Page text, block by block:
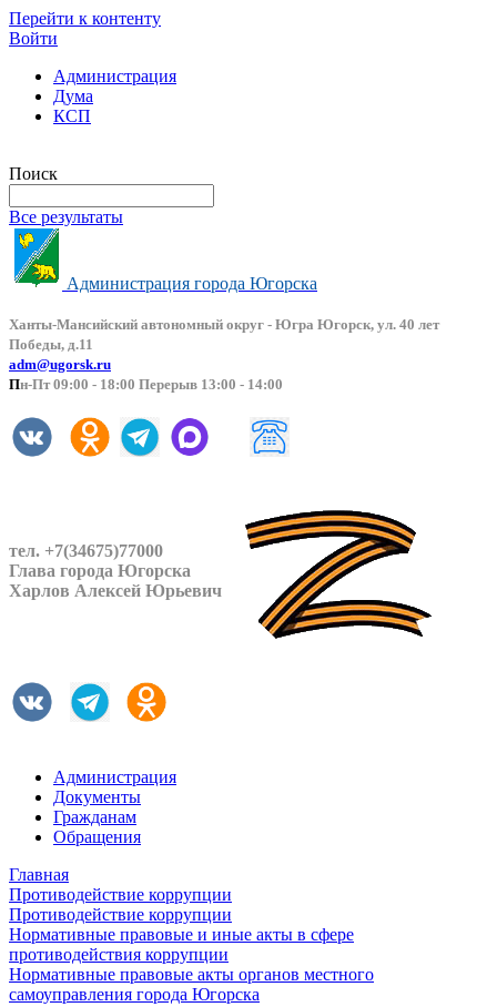
Перейти к контенту
Войти
Администрация
Дума
КСП
Поиск
Все результаты
Администрация города Югорска
Ханты-Мансийский автономный округ - Югра Югорск, ул. 40 лет
Победы, д.11
adm@ugorsk.ru
Пн-Пт 09:00 - 18:00 Перерыв 13:00 - 14:00
тел. +7(34675)77000
Глава города Югорска
Харлов Алексей Юрьевич
Администрация
Документы
Гражданам
Обращения
Главная
Противодействие коррупции
Противодействие коррупции
Нормативные правовые и иные акты в сфере
противодействия коррупции
Нормативные правовые акты органов местного
самоуправления города Югорска